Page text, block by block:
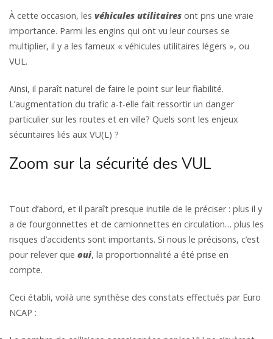
À cette occasion, les véhicules utilitaires ont pris une vraie
importance. Parmi les engins qui ont vu leur courses se
multiplier, il y a les fameux « véhicules utilitaires légers », ou
VUL.
Ainsi, il paraît naturel de faire le point sur leur fiabilité.
L’augmentation du trafic a-t-elle fait ressortir un danger
particulier sur les routes et en ville? Quels sont les enjeux
sécuritaires liés aux VU(L) ?
Zoom sur la sécurité des VUL
Tout d’abord, et il paraît presque inutile de le préciser : plus il y
a de fourgonnettes et de camionnettes en circulation… plus les
risques d’accidents sont importants. Si nous le précisons, c’est
pour relever que oui, la proportionnalité a été prise en
compte.
Ceci établi, voilà une synthèse des constats effectués par Euro
NCAP :